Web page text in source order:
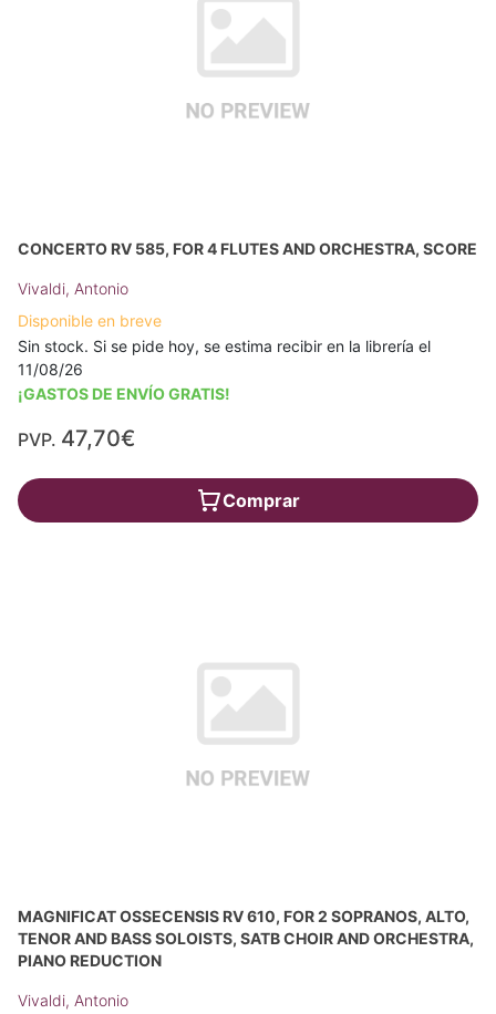
CONCERTO RV 585, FOR 4 FLUTES AND ORCHESTRA, SCORE
Vivaldi, Antonio
Disponible en breve
Sin stock. Si se pide hoy, se estima recibir en la librería el
11/08/26
¡GASTOS DE ENVÍO GRATIS!
PVP. 47,70€
Comprar
MAGNIFICAT OSSECENSIS RV 610, FOR 2 SOPRANOS, ALTO,
TENOR AND BASS SOLOISTS, SATB CHOIR AND ORCHESTRA,
PIANO REDUCTION
Vivaldi, Antonio